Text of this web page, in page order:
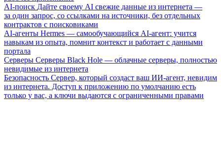
AI-поиск Дайте своему AI свежие данные из интернета —
за один запрос, со ссылками на источники, без отдельных
контрактов с поисковиками
AI-агенты Hermes — самообучающийся AI-агент: учится
навыкам из опыта, помнит контекст и работает с данными
портала
Серверы Серверы Black Hole — облачные серверы, полностью
невидимые из интернета
Безопасность Сервер, который создаст ваш ИИ-агент, невидим
из интернета. Доступ к приложению по умолчанию есть
только у вас, а ключи выдаются с ограниченными правами